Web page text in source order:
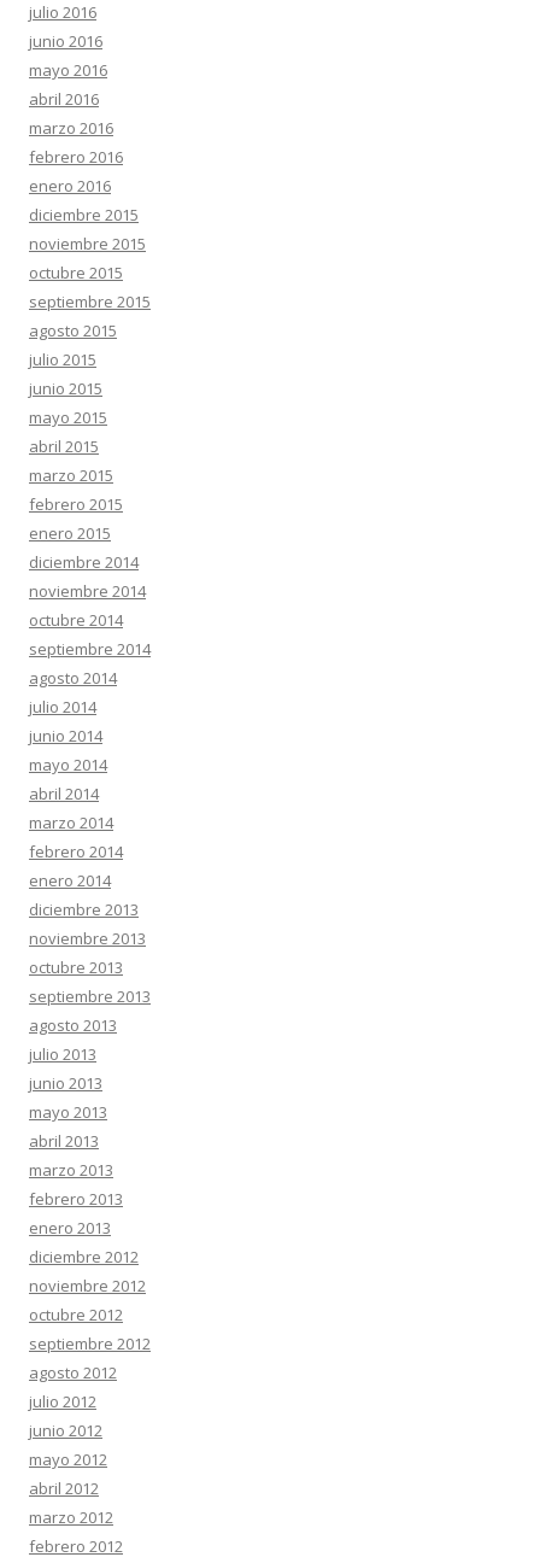
julio 2016
junio 2016
mayo 2016
abril 2016
marzo 2016
febrero 2016
enero 2016
diciembre 2015
noviembre 2015
octubre 2015
septiembre 2015
agosto 2015
julio 2015
junio 2015
mayo 2015
abril 2015
marzo 2015
febrero 2015
enero 2015
diciembre 2014
noviembre 2014
octubre 2014
septiembre 2014
agosto 2014
julio 2014
junio 2014
mayo 2014
abril 2014
marzo 2014
febrero 2014
enero 2014
diciembre 2013
noviembre 2013
octubre 2013
septiembre 2013
agosto 2013
julio 2013
junio 2013
mayo 2013
abril 2013
marzo 2013
febrero 2013
enero 2013
diciembre 2012
noviembre 2012
octubre 2012
septiembre 2012
agosto 2012
julio 2012
junio 2012
mayo 2012
abril 2012
marzo 2012
febrero 2012